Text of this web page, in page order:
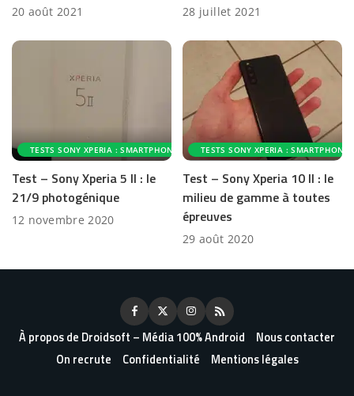
20 août 2021 28 juillet 2021
TESTS SONY XPERIA : SMARTPHONES ET ACCESSOIRES
Test – Sony Xperia 5 II : le
21/9 photogénique
12 novembre 2020
TESTS SONY XPERIA :
Test – Sony Xperia 10 II : le
milieu de gamme à toutes
épreuves
29 août 2020
À propos de Droidsoft – Média 100% Android
Nous contacter
On recrute
Confidentialité Mentions légales